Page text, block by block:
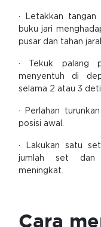
· Letakkan
buku jari
pusar dan tahan
· Tekuk palang
menyentuh di
selama 2 atau 3
· Perlahan
posisi awal.
· Lakukan satu
jumlah set dan
meningkat.
Cara